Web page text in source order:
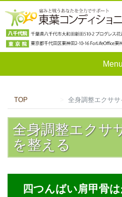
Menu
TOP 全身調整エクサ
全身調整エクサ
を整える
四つんばい肩甲骨